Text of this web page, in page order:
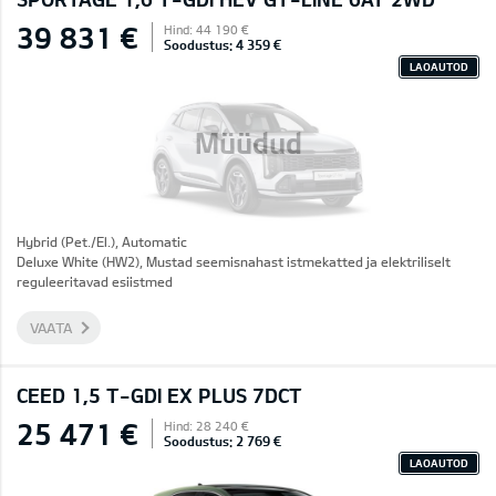
Müüdud
39 831 € Hind: 44 190 €
Soodustus: 4 359 €
LAOAUTOD
Hybrid (Pet./El.), Automatic
Deluxe White (HW2), Mustad seemisnahast istmekatted ja elektriliselt
reguleeritavad esiistmed
VAATA
CEED 1,5 T-GDI EX PLUS 7DCT
25 471 € Hind: 28 240 €
Soodustus: 2 769 €
LAOAUTOD